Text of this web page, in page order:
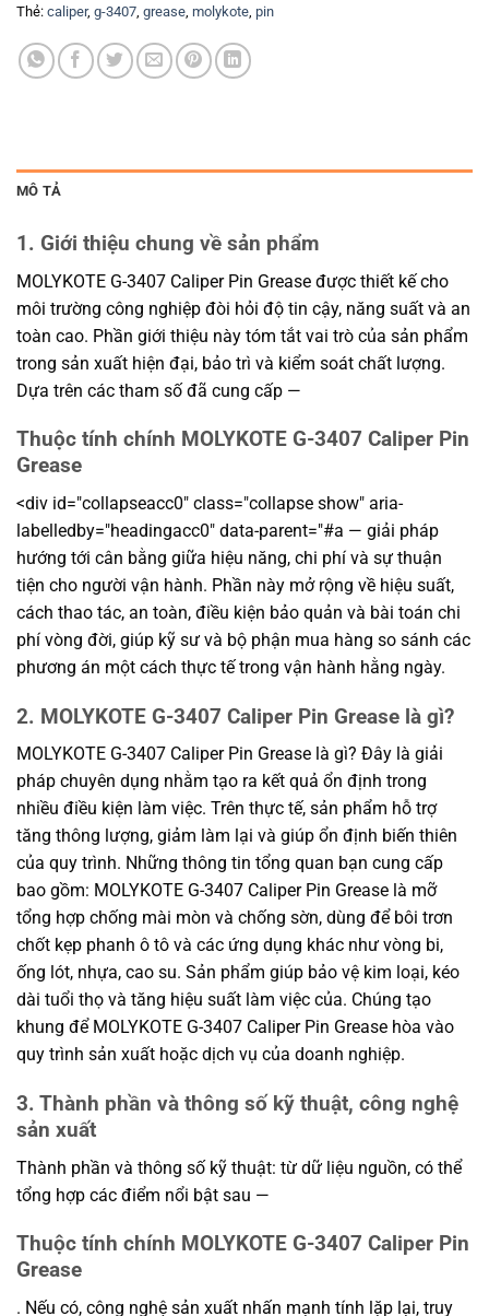
Thẻ: caliper, g-3407 grease molykote pin
MÔ TẢ
1. Giới thiệu chung về sản phẩm
MOLYKOTE G-3407 Caliper Pin Grease được thiết kế cho
môi trường công nghiệp đòi hỏi độ tin cậy, năng suất và an
toàn cao. Phần giới thiệu này tóm tắt vai trò của sản phẩm
trong sản xuất hiện đại, bảo trì và kiểm soát chất lượng.
Dựa trên các tham số đã cung cấp —
Thuộc tính chính MOLYKOTE G-3407 Caliper Pin
Grease
<div id="collapseacc0" class="collapse show" aria-
labelledby="headingacc0" data-parent="#a — giải pháp
hướng tới cân bằng giữa hiệu năng, chi phí và sự thuận
tiện cho người vận hành. Phần này mở rộng về hiệu suất,
cách thao tác, an toàn, điều kiện bảo quản và bài toán chi
phí vòng đời, giúp kỹ sư và bộ phận mua hàng so sánh các
phương án một cách thực tế trong vận hành hằng ngày.
2. MOLYKOTE G-3407 Caliper Pin Grease là gì?
MOLYKOTE G-3407 Caliper Pin Grease là gì? Đây là giải
pháp chuyên dụng nhằm tạo ra kết quả ổn định trong
nhiều điều kiện làm việc. Trên thực tế, sản phẩm hỗ trợ
tăng thông lượng, giảm làm lại và giúp ổn định biến thiên
của quy trình. Những thông tin tổng quan bạn cung cấp
bao gồm: MOLYKOTE G-3407 Caliper Pin Grease là mỡ
tổng hợp chống mài mòn và chống sờn, dùng để bôi trơn
chốt kẹp phanh ô tô và các ứng dụng khác như vòng bi,
ống lót, nhựa, cao su. Sản phẩm giúp bảo vệ kim loại, kéo
dài tuổi thọ và tăng hiệu suất làm việc của. Chúng tạo
khung để MOLYKOTE G-3407 Caliper Pin Grease hòa vào
quy trình sản xuất hoặc dịch vụ của doanh nghiệp.
3. Thành phần và thông số kỹ thuật, công nghệ
sản xuất
Thành phần và thông số kỹ thuật: từ dữ liệu nguồn, có thể
tổng hợp các điểm nổi bật sau —
Thuộc tính chính MOLYKOTE G-3407 Caliper Pin
Grease
. Nếu có, công nghệ sản xuất nhấn mạnh tính lặp lại, truy